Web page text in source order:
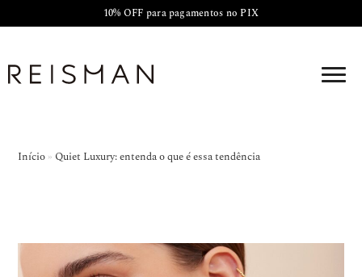
10% OFF para pagamentos no PIX
Início » Quiet Luxury: entenda o que é essa tendência